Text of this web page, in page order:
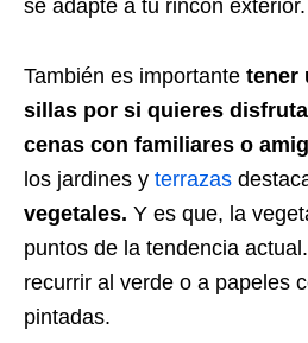
se adapte a tu rincón exterior.
También es importante tener
sillas por si quieres
cenas con familiares o
los jardines y terrazas
vegetales. Y es que, la
puntos de la tendencia
recurrir al verde o a papeles
pintadas.